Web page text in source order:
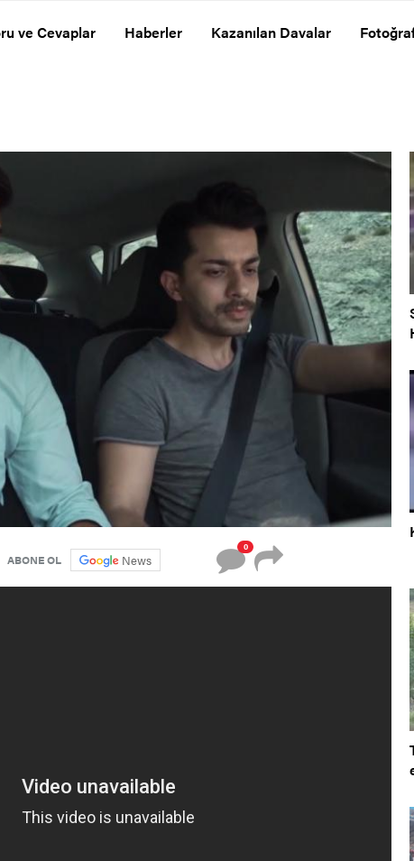
ve Cevaplar Haberler Kazanılan Davalar
ABONE OL News
0